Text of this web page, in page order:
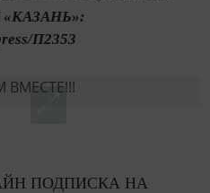
П2353
ПОДПИСКА НА